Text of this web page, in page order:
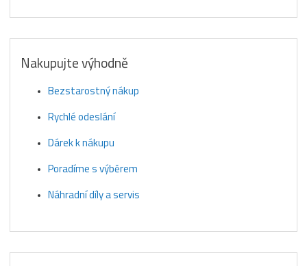
Nakupujte výhodně
Bezstarostný nákup
Rychlé odeslání
Dárek k nákupu
Poradíme s výběrem
Náhradní díly a servis